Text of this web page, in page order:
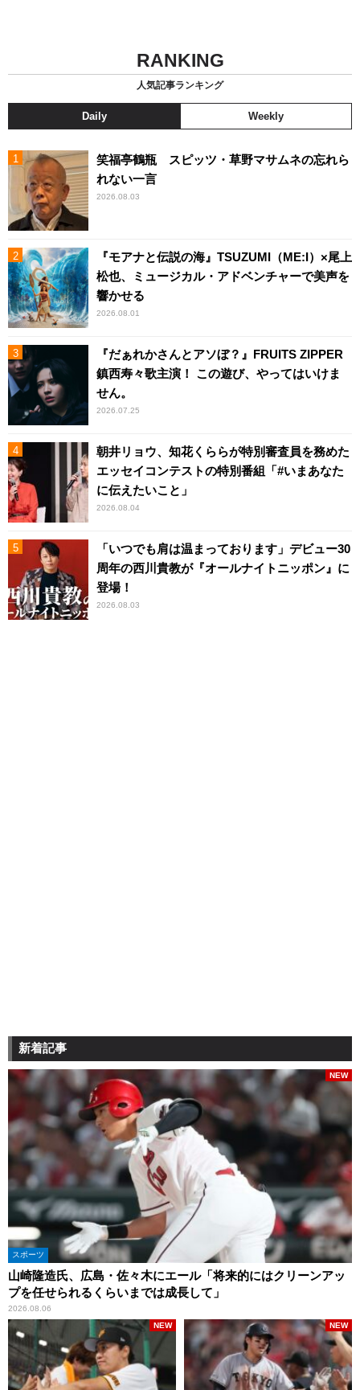
RANKING
人気記事ランキング
Daily Weekly
笑福亭鶴瓶 スピッツ・草野マサムネの忘れら
れない一言
2026.08.03
『モアナと伝説の海』TSUZUMI（ME:I）×尾上
松也、ミュージカル・アドベンチャーで美声を
響かせる
2026.08.01
『だぁれかさんとアソぼ？』FRUITS ZIPPER
鎮西寿々歌主演！ この遊び、やってはいけま
せん。
2026.07.25
朝井リョウ、知花くららが特別審査員を務めた
エッセイコンテストの特別番組「#いまあなた
に伝えたいこと」
2026.08.04
「いつでも肩は温まっております」デビュー30
周年の西川貴教が『オールナイトニッポン』に
登場！
2026.08.03
新着記事
スポーツ
山崎隆造氏、広島・佐々木にエール「将来的にはクリーンアッ
プを任せられるくらいまでは成長して」
2026.08.06
NEW
NEW NEW